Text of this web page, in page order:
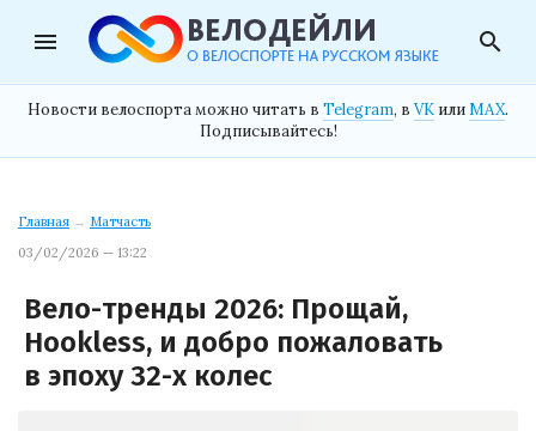
menu search
Новости велоспорта можно читать в Telegram, в VK илиMAX.
Подписывайтесь!
Главная → Матчасть
03/02/2026 — 13:22
Вело-тренды 2026: Прощай,
Hookless, и добро пожаловать
в эпоху 32-х колес